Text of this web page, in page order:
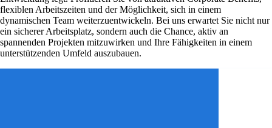
flexiblen Arbeitszeiten und der Möglichkeit, sich in einem
dynamischen Team weiterzuentwickeln. Bei uns erwartet Sie nicht nur
ein sicherer Arbeitsplatz, sondern auch die Chance, aktiv an
spannenden Projekten mitzuwirken und Ihre Fähigkeiten in einem
unterstützenden Umfeld auszubauen.